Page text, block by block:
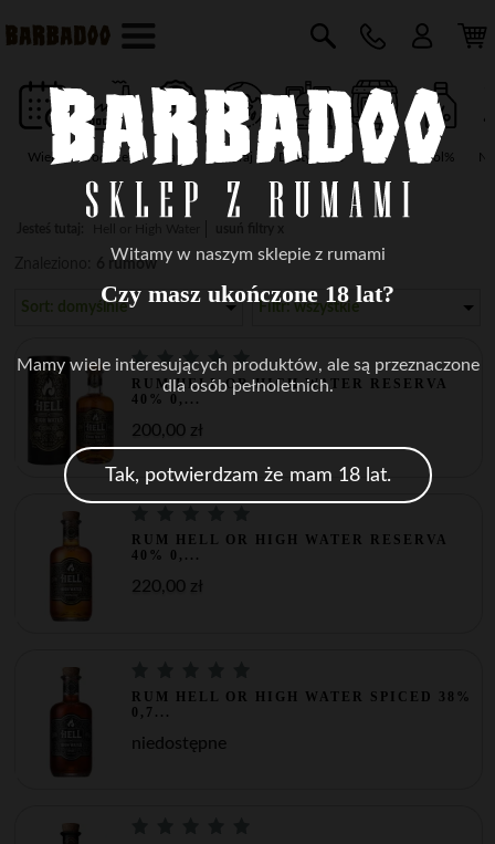
Producent Marka Kraj Destylarnia Typ vol%
Wiek
6 rumów
Sort: domyślnie Filtr: wszystkie
RUM HELL OR HIGH WATER RESERVA
40% 0,...
200,00 zł
RUM HELL OR HIGH WATER RESERVA
40% 0,...
220,00 zł
RUM HELL OR HIGH WATER SPICED 38%
0,7...
niedostępne
Witamy w naszym sklepie z rumami
Czy masz ukończone 18 lat?
Mamy wiele interesujących produktów, ale są przeznaczone
dla osób pełnoletnich.
Tak, potwierdzam że mam 18 lat.